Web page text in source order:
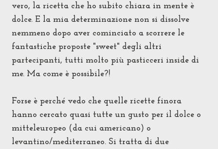
vero, la ricetta che ho subito chiara in mente è
dolce. E la mia determinazione non si dissolve
nemmeno dopo aver cominciato a scorrere le
fantastiche proposte "sweet" degli altri
partecipanti, tutti molto più pasticceri inside di
me. Ma come è possibile?!
Forse è perché vedo che quelle ricette finora
hanno cercato quasi tutte un gusto per il dolce o
mitteleuropeo (da cui americano) o
levantino/mediterraneo. Si tratta di due